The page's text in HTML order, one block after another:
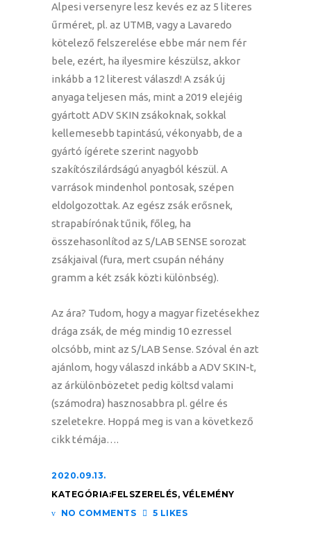
Alpesi versenyre lesz kevés ez az 5 literes
űrméret, pl. az UTMB, vagy a Lavaredo
kötelező felszerelése ebbe már nem fér
bele, ezért, ha ilyesmire készülsz, akkor
inkább a 12 literest válaszd! A zsák új
anyaga teljesen más, mint a 2019 elejéig
gyártott ADV SKIN zsákoknak, sokkal
kellemesebb tapintású, vékonyabb, de a
gyártó ígérete szerint nagyobb
szakítószilárdságú anyagból készül. A
varrások mindenhol pontosak, szépen
eldolgozottak. Az egész zsák erősnek,
strapabírónak tűnik, főleg, ha
összehasonlítod az S/LAB SENSE sorozat
zsákjaival (fura, mert csupán néhány
gramm a két zsák közti különbség).
Az ára? Tudom, hogy a magyar fizetésekhez
drága zsák, de még mindig 10 ezressel
olcsóbb, mint az S/LAB Sense. Szóval én azt
ajánlom, hogy válaszd inkább a ADV SKIN-t,
az árkülönbözetet pedig költsd valami
(számodra) hasznosabbra pl. gélre és
szeletekre. Hoppá meg is van a következő
cikk témája….
2020.09.13.
KATEGÓRIA:FELSZERELÉS, VÉLEMÉNY
NO COMMENTS
5 LIKES